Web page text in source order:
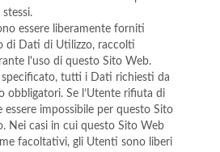
essere liberamente forniti
di Dati di Utilizzo, raccolti
l'uso di questo Sito Web.
specificato, tutti i Dati richiesti da
obbligatori. Se l’Utente rifiuta di
impossibile per questo Sito
Nei casi in cui questo Sito Web
facoltativi, gli Utenti sono liberi